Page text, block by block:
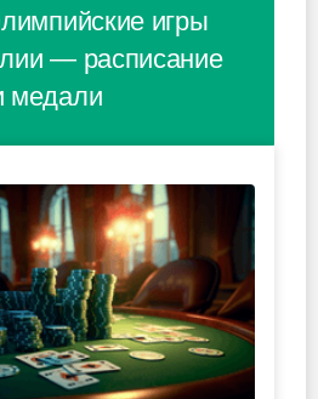
игры
— расписание
медали